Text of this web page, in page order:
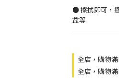
● 擦拭即可，
盆等
全店，購物
全店，購物